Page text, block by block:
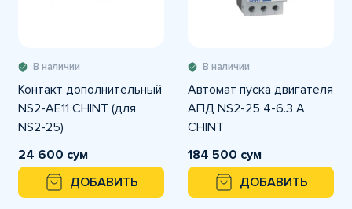
В наличии
Контакт дополнительный
NS2-AE11 CHINT (для
NS2-25)
24 600 сум
ДОБАВИТЬ
В наличии
Автомат пуска двигателя
АПД NS2-25 4-6.3 A
CHINT
184 500 сум
ДОБАВИТЬ